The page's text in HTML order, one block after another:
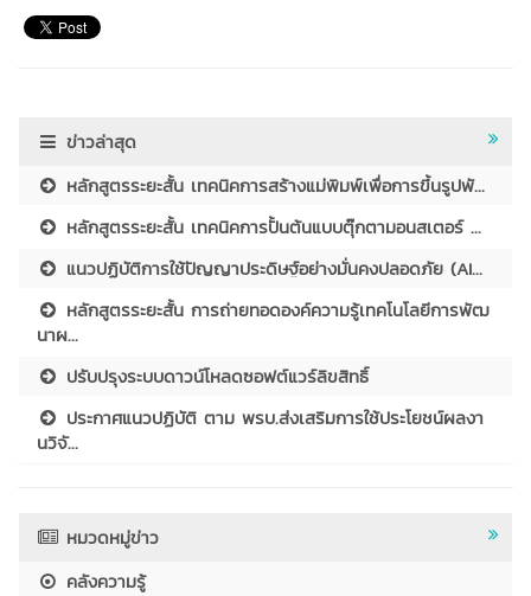
ข่าวล่าสุด
หลักสูตรระยะสั้น เทคนิคการสร้างแม่พิมพ์เพื่อการขึ้นรูปพั...
หลักสูตรระยะสั้น เทคนิคการปั้นต้นแบบตุ๊กตามอนสเตอร์ ...
แนวปฏิบัติการใช้ปัญญาประดิษฐ์อย่างมั่นคงปลอดภัย (AI...
หลักสูตรระยะสั้น การถ่ายทอดองค์ความรู้เทคโนโลยีการพัฒ
นาผ...
ปรับปรุงระบบดาวน์โหลดซอฟต์แวร์ลิขสิทธิ์
ประกาศแนวปฏิบัติ ตาม พรบ.ส่งเสริมการใช้ประโยชน์ผลงา
นวิจั...
หมวดหมู่ข่าว
คลังความรู้